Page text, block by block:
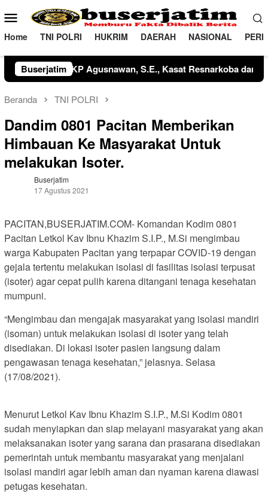
ke
konten
Menu
Mobile
Home TNI POLRI HUKRIM DAERAH NASIONAL
Buserjatim
Beranda TNI POLRI
Dandim 0801 Pacitan Memberikan
Himbauan Ke Masyarakat Untuk
melakukan Isoter.
Buserjatim
17 Agustus 2021
PACITAN,BUSERJATIM.COM- Komandan Kodim 0801
Pacitan Letkol Kav Ibnu Khazim S.I.P., M.Si mengimbau
warga Kabupaten Pacitan yang terpapar COVID-19 dengan
gejala tertentu melakukan isolasi di fasilitas isolasi terpusat
(isoter) agar cepat pulih karena ditangani tenaga kesehatan
mumpuni.
“Mengimbau dan mengajak masyarakat yang isolasi mandiri
(isoman) untuk melakukan isolasi di isoter yang telah
disediakan. Di lokasi isoter pasien langsung dalam
pengawasan tenaga kesehatan,” jelasnya. Selasa
(17/08/2021).
Menurut Letkol Kav Ibnu Khazim S.I.P., M.Si Kodim 0801
sudah menyiapkan dan siap melayani masyarakat yang akan
melaksanakan isoter yang sarana dan prasarana disediakan
pemerintah untuk membantu masyarakat yang menjalani
isolasi mandiri agar lebih aman dan nyaman karena diawasi
petugas kesehatan.